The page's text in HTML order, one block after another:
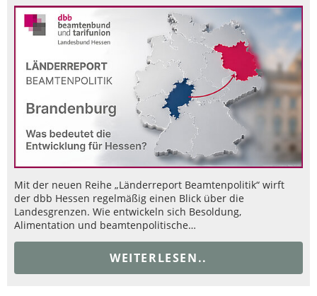
Mit der neuen Reihe „Länderreport Beamtenpolitik“ wirft
der dbb Hessen regelmäßig einen Blick über die
Landesgrenzen. Wie entwickeln sich Besoldung,
Alimentation und beamtenpolitische…
WEITERLESEN..